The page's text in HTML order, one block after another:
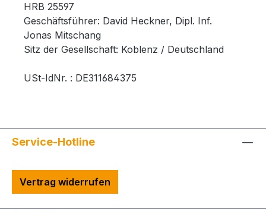
HRB 25597
Geschäftsführer: David Heckner, Dipl. Inf.
Jonas Mitschang
Sitz der Gesellschaft: Koblenz / Deutschland
USt-IdNr. : DE311684375
Service-Hotline
Vertrag widerrufen